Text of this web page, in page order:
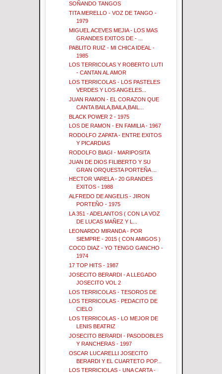
SOÑANDO TANGOS
TITA MERELLO - VOZ DE TANGO -
1979
MIGUEL ACEVES MEJIA - LOS MAS
GRANDES EXITOS DE - ...
PABLITO RUIZ - MI CHICA IDEAL -
1985
LOS TERRICOLAS Y ROBERTO LUTI
- CANTAN AL AMOR
LOS TERRICOLAS - LOS PASTELES
VERDES Y LOS ANGELES...
JUAN RAMON - EL CORAZON QUE
CANTA BAILA,BAILA,BAIL...
BLACK POWER 2 - 1975
LOS DE RAMON - EN FAMILIA - 1967
RODOLFO ZAPATA - ENTRE EXITOS
Y PICARDIAS
RODOLFO BIAGI - MARIPOSITA
JUAN DE DIOS FILIBERTO Y SU
GRAN ORQUESTA PORTEÑA ...
HECTOR VARELA - 20 GRANDES
EXITOS - 1988
ALFREDO DE ANGELIS - JIRON
PORTEÑO - 1975
LA 351 - ADELANTOS ( CON LA VOZ
DE LUCAS MAÑEZ Y L...
LEONARDO MIRANDA - POR
SIEMPRE - 2015 ( CON AMIGOS )
COCO DIAZ - YO TENGO GANCHO -
1974
17 TOP HITS - 1987
JOSECITO BERARDI - A LLEGADO
JOSECITO VOL 2
LOS TERRICOLAS - TESOROS DE
LOS TERRICOLAS - PEDACITO DE
CIELO
LOS TERRICOLAS - LO MEJOR DE
LENIS BEATRIZ
JOSECITO BERARDI - PASODOBLES
Y RANCHERAS - 1997
OSCAR LUCARELLI JOSECITO
BERARDI Y EL CUARTETO POP...
LOS TERRICIOLAS - UNA CARTA -